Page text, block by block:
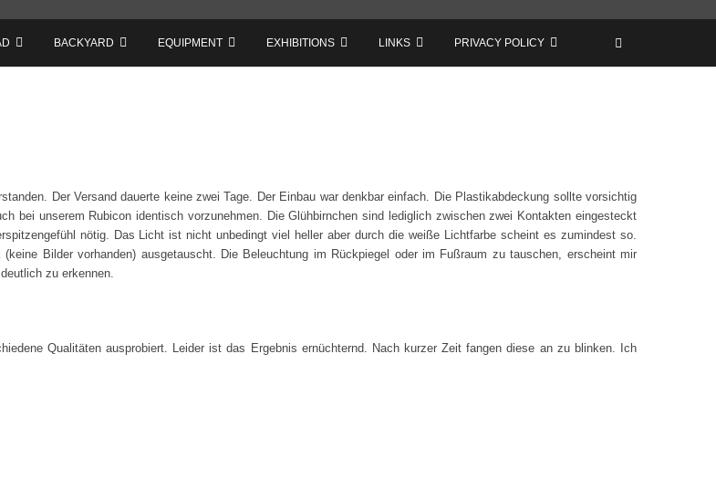
BACKYARD EQUIPMENT EXHIBITIONS LINKS PRIVACY POLICY
Der Versand dauerte keine zwei Tage. Der Einbau war denkbar einfach. Die Plastikabdeckung sollte vorsichtig
bei unserem Rubicon identisch vorzunehmen. Die Glühbirnchen sind lediglich zwischen zwei Kontakten eingesteckt
nötig. Das Licht ist nicht unbedingt viel heller aber durch die weiße Lichtfarbe scheint es zumindest so.
Bilder vorhanden) ausgetauscht. Die Beleuchtung im Rückpiegel oder im Fußraum zu tauschen, erscheint mir
zu erkennen.
Qualitäten ausprobiert. Leider ist das Ergebnis ernüchternd. Nach kurzer Zeit fangen diese an zu blinken. Ich